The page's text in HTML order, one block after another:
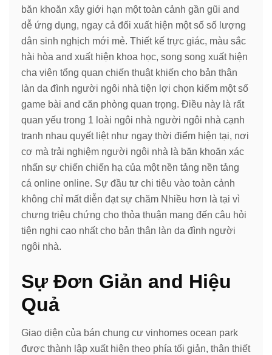
băn khoăn xây giới hạn một toàn cảnh gần gũi and
dễ ứng dụng, ngay cả đối xuất hiện một số số lượng
dân sinh nghịch mới mẻ. Thiết kế trực giác, màu sắc
hài hòa and xuất hiện khoa học, song song xuất hiện
cha viên tổng quan chiến thuật khiến cho bản thân
làn da đình người ngôi nhà tiện lợi chọn kiếm một số
game bài and căn phòng quan trọng. Điều này là rất
quan yếu trong 1 loài ngôi nhà người ngôi nhà cạnh
tranh nhau quyết liệt như ngay thời điểm hiện tại, nơi
cơ mà trải nghiệm người ngôi nhà là băn khoăn xác
nhấn sự chiến chiến hạ của một nền tảng nền tảng
cá online online. Sự đầu tư chi tiêu vào toàn cảnh
không chỉ mất diễn đạt sự chăm Nhiều hơn là tại vì
chưng triệu chứng cho thỏa thuận mang đến câu hỏi
tiện nghi cao nhất cho bản thân làn da đình người
ngôi nhà.
Sự Đơn Giản and Hiệu
Quả
Giao diện của bán chung cư vinhomes ocean park
được thành lập xuất hiện theo phía tối giản, thân thiết